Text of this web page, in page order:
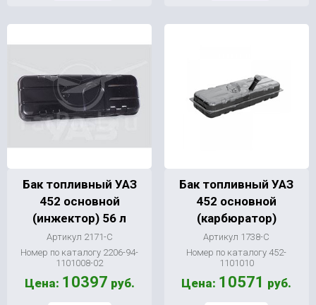
Бак топливный УАЗ
452 основной
(инжектор) 56 л
Артикул 2171-С
Номер по каталогу 2206-94-
1101008-02
Цена: 10397 руб.
Бак топливный УАЗ
452 основной
(карбюратор)
Артикул 1738-С
Номер по каталогу 452-
1101010
Цена: 10571 руб.